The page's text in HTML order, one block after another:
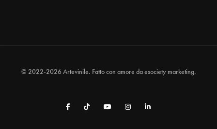
© 2022-2026 Artevinile. Fatto con amore daesociety marketing.